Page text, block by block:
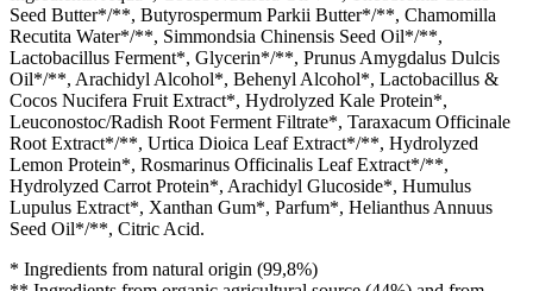
Seed Butter*/**, Butyrospermum Parkii Butter*/**, Chamomilla
Recutita Water*/**, Simmondsia Chinensis Seed Oil*/**,
Lactobacillus Ferment*, Glycerin*/**, Prunus Amygdalus Dulcis
Oil*/**, Arachidyl Alcohol*, Behenyl Alcohol*, Lactobacillus &
Cocos Nucifera Fruit Extract*, Hydrolyzed Kale Protein*,
Leuconostoc/Radish Root Ferment Filtrate*, Taraxacum Officinale
Root Extract*/**, Urtica Dioica Leaf Extract*/**, Hydrolyzed
Lemon Protein*, Rosmarinus Officinalis Leaf Extract*/**,
Hydrolyzed Carrot Protein*, Arachidyl Glucoside*, Humulus
Lupulus Extract*, Xanthan Gum*, Parfum*, Helianthus Annuus
Seed Oil*/**, Citric Acid.
* Ingredients from natural origin (99,8%)